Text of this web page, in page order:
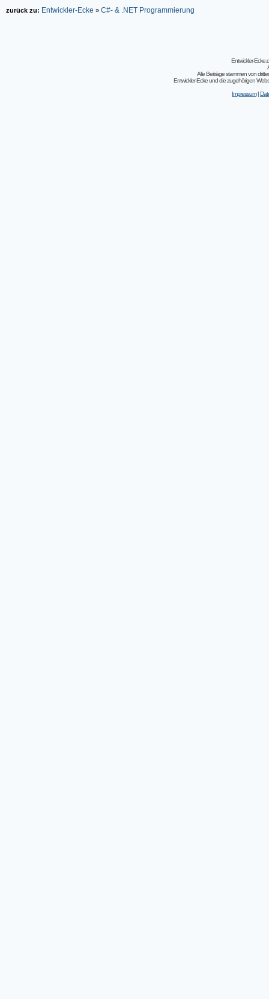
zurück zu: Entwickler-Ecke » C#- & .NET Programmierung
Entwickler-
Alle Beiträge stammen von
Entwickler-Ecke und die zugehörigen
Impressum|